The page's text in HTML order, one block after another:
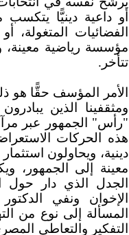
أو داعية دينيًّا
الفضائيات
مؤسسة رياضية معينة،
تتأخر.
الأمر المؤسف حقًّا هو
ومثقفينا الذين
"رأس" الجمهور عبر
هذه الحركات
دينية، ويحاولون
معينة إلى الجمهور،
الجدل الذي دار حول
الإخوان ونفي
المسألة إلى نوع من
التفكير والتعاطي